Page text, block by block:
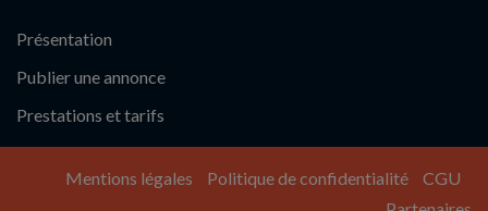
Présentation
Publier une annonce
Prestations et tarifs
Mentions légales Politique de confidentialité
CGU